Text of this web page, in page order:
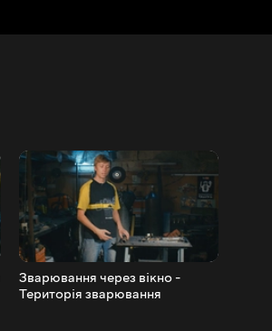
Зварювання через вікно -
Територія зварювання